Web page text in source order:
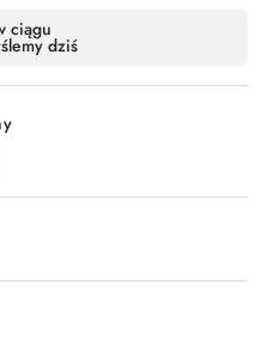
ciągu
dziś